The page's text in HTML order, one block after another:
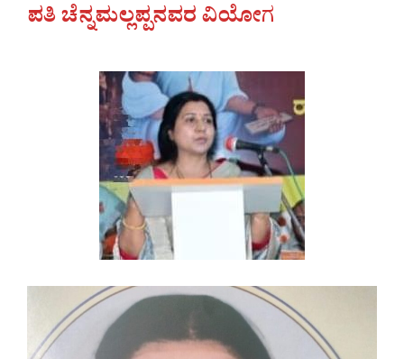
ಪತಿ ಚೆನ್ನಮಲ್ಲಪ್ಪನವರ ವಿಯೋಗ